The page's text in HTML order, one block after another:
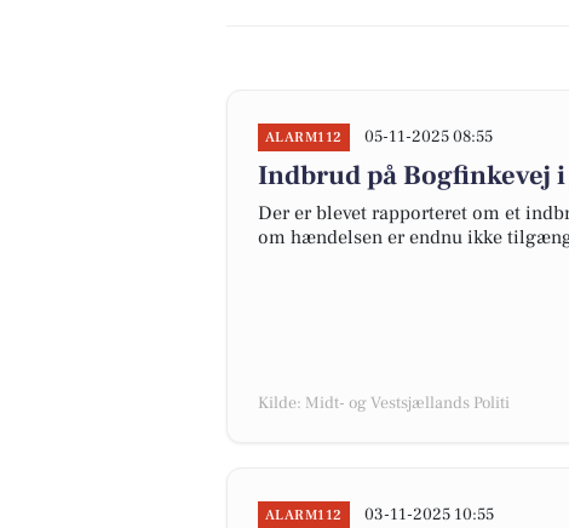
ALARM112 05-11-2025 08:55
Indbrud på Bogfinkevej
Der er blevet rapporteret om et
om hændelsen er endnu ikke
Kilde: Midt- og Vestsjællands Politi
ALARM112 03-11-2025 10:55